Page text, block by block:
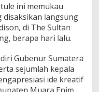
ini memukau
disaksikan langsung
di The Sultan
berapa hari lalu.
Gubenur Sumatera
sejumlah kepala
ide kreatif